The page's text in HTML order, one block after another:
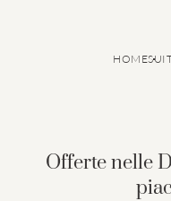
HOME
Offerte nelle